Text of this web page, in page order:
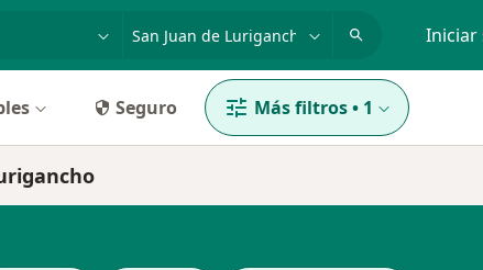
Iniciar
Seguro Más filtros• 1